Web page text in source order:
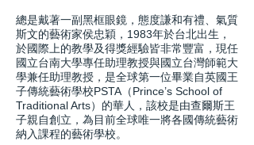
總是戴著一副黑框眼鏡，態度謙和有禮、氣質
斯文的藝術家侯忠穎，1983年於台北出生，
於國際上的教學及得獎經驗皆非常豐富，現任
國立台南大學專任助理教授與國立台灣師範大
學兼任助理教授，是全球第一位畢業自英國王
子傳統藝術學校PSTA（Prince’s School of
Traditional Arts）的華人，該校是由查爾斯王
子親自創立，為目前全球唯一將各國傳統藝術
納入課程的藝術學校。